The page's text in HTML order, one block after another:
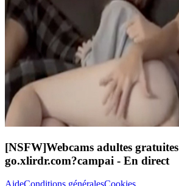
[NSFW]Webcams adultes gratuites
go.xlirdr.com?campai - En direct